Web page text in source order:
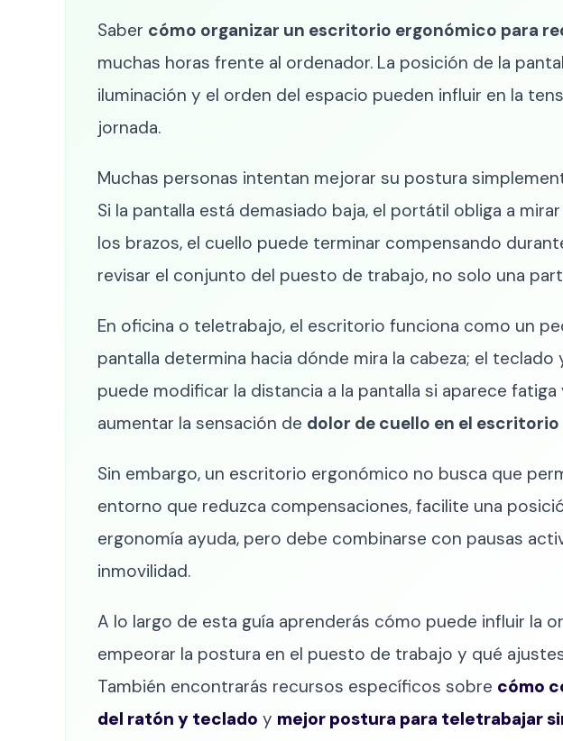
Saber cómo organizar un escritorio ergonómico para
muchas horas frente al ordenador. La posición de la
iluminación y el orden del espacio pueden influir en la
jornada.
Muchas personas intentan mejorar su postura
Si la pantalla está demasiado baja, el portátil obliga a
los brazos, el cuello puede terminar compensando
revisar el conjunto del puesto de trabajo, no solo una
En oficina o teletrabajo, el escritorio funciona como un
pantalla determina hacia dónde mira la cabeza; el
puede modificar la distancia a la pantalla si aparece
aumentar la sensación de dolor de cuello en el escritorio
Sin embargo, un escritorio ergonómico no busca que
entorno que reduzca compensaciones, facilite una
ergonomía ayuda, pero debe combinarse con pausas
inmovilidad.
A lo largo de esta guía aprenderás cómo puede influir la
empeorar la postura en el puesto de trabajo y qué
También encontrarás recursos específicos sobre cómo
del ratón y teclado y mejor postura para teletrabajar